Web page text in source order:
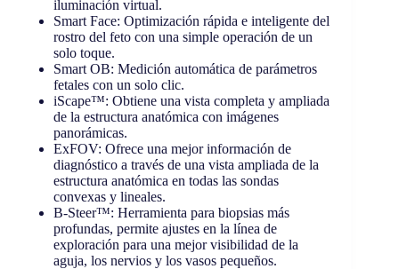
iluminación virtual.
Smart Face: Optimización rápida e inteligente del
rostro del feto con una simple operación de un
solo toque.
Smart OB: Medición automática de parámetros
fetales con un solo clic.
iScape™: Obtiene una vista completa y ampliada
de la estructura anatómica con imágenes
panorámicas.
ExFOV: Ofrece una mejor información de
diagnóstico a través de una vista ampliada de la
estructura anatómica en todas las sondas
convexas y lineales.
B-Steer™: Herramienta para biopsias más
profundas, permite ajustes en la línea de
exploración para una mejor visibilidad de la
aguja, los nervios y los vasos pequeños.